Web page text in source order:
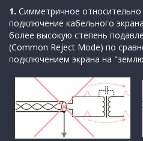
1. Симметричное относительно
подключение кабельного
более высокую степень
(Common Reject Mode) по
подключением экрана на